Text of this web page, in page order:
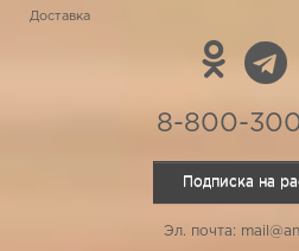
Доставка
8-800-
Подписка на
Эл. почта: